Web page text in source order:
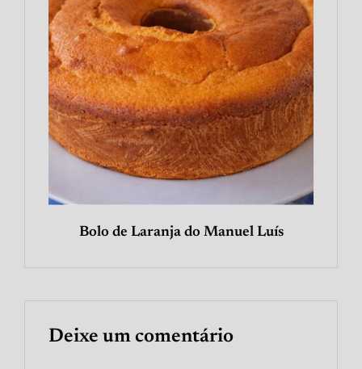
Bolo de Laranja do Manuel Luís
Deixe um comentário